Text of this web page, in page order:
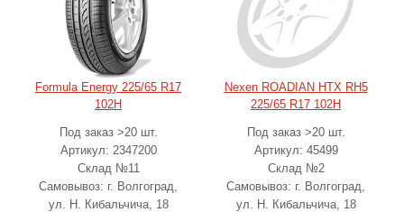
Formula Energy 225/65 R17
102H
Под заказ >20 шт.
Артикул: 2347200
Склад №11
Самовывоз: г. Волгоград,
ул. Н. Кибальчича, 18
Nexen ROADIAN HTX RH5
225/65 R17 102H
Под заказ >20 шт.
Артикул: 45499
Склад №2
Самовывоз: г. Волгоград,
ул. Н. Кибальчича, 18